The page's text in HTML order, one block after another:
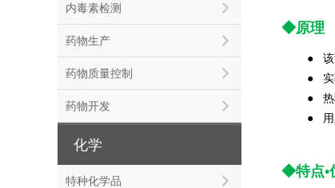
内毒素检测
药物生产
药物质量控制
药物开发
化学
特种化学品
◆原理
● 该
●
●
●
◆特点•